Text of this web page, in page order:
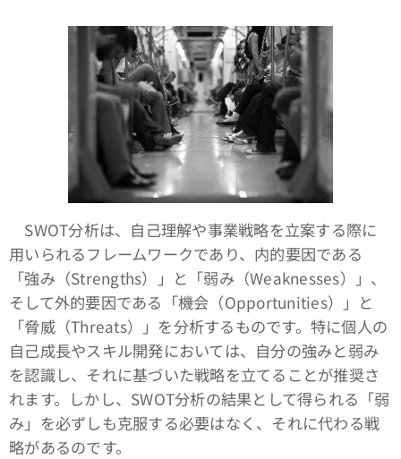
SWOT分析は、自己理解や事業戦略を立案する際に
用いられるフレームワークであり、内的要因である
「強み（Strengths）」と「弱み（Weaknesses）」、
そして外的要因である「機会（Opportunities）」と
「脅威（Threats）」を分析するものです。特に個人の
自己成長やスキル開発においては、自分の強みと弱み
を認識し、それに基づいた戦略を立てることが推奨さ
れます。しかし、SWOT分析の結果として得られる「弱
み」を必ずしも克服する必要はなく、それに代わる戦
略があるのです。